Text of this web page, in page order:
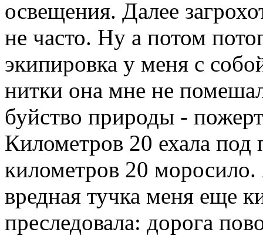
освещения. Далее
не часто. Ну а потом
экипировка у меня с
нитки она мне не
буйство природы -
Километров 20 ехала
километров 20 моросило.
вредная тучка меня еще
преследовала: дорога